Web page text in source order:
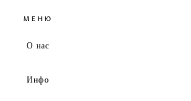
МЕНЮ
О нас
Инфо